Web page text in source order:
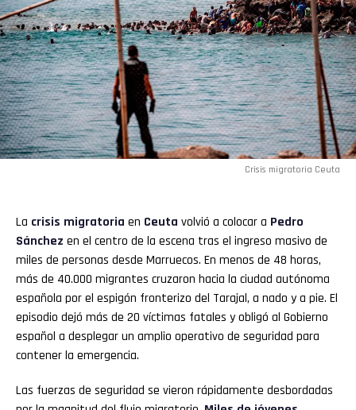
Crisis migratoria Ceuta
La crisis migratoria en Ceuta volvió a colocar a Pedro
Sánchez en el centro de la escena tras el ingreso masivo de
miles de personas desde Marruecos. En menos de 48 horas,
más de 40.000 migrantes cruzaron hacia la ciudad autónoma
española por el espigón fronterizo del Tarajal, a nado y a pie. El
episodio dejó más de 20 víctimas fatales y obligó al Gobierno
español a desplegar un amplio operativo de seguridad para
contener la emergencia.
Las fuerzas de seguridad se vieron rápidamente desbordadas